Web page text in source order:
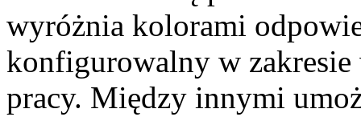
wyróżnia kolorami
konfigurowalny w
pracy. Między innymi